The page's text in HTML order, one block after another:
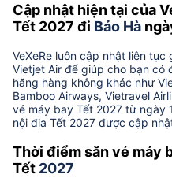
Cập nhật hiện tại của
Tết 2027 đi Bảo Hà
VeXeRe luôn cập nhật liên
Vietjet Air để giúp cho bạn có
hãng hàng không khác như
Bamboo Airways, Vietravel
vé máy bay Tết 2027 từ ngày
nội địa Tết 2027 được cập
Thời điểm săn vé máy
Tết 2027